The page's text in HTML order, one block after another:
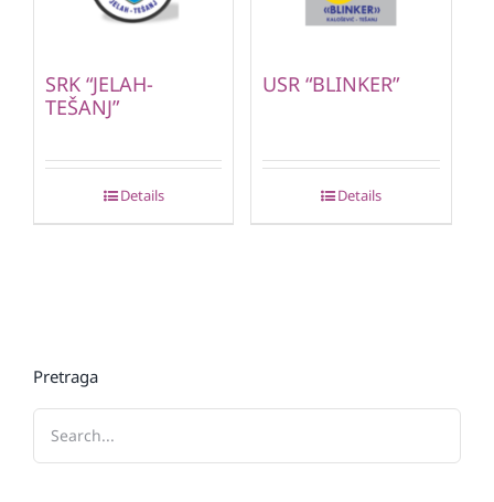
SRK “JELAH-
TEŠANJ”
Details
USR “BLINKER”
Details
Pretraga